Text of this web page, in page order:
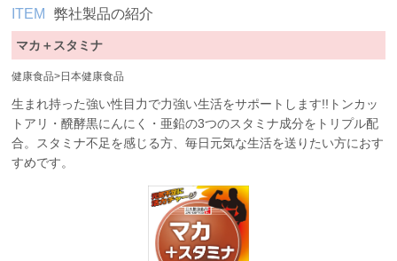
ITEM 弊社製品の紹介
マカ＋スタミナ
健康食品>日本健康食品
生まれ持った強い性目力で力強い生活をサポートします!!トンカッ
トアリ・醗酵黒にんにく・亜鉛の3つのスタミナ成分をトリプル配
合。スタミナ不足を感じる方、毎日元気な生活を送りたい方におす
すめです。